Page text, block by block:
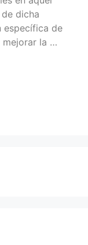
dicha
específica de
mejorar la …